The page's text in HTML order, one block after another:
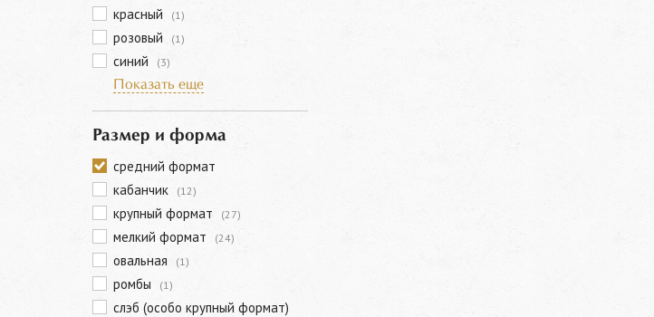
красный (1)
розовый (1)
синий
(3)
Показать еще
Размер и форма
средний формат
кабанчик
(12)
крупный формат (27)
мелкий формат (24)
овальная (1)
ромбы (1)
слэб (особо крупный формат)